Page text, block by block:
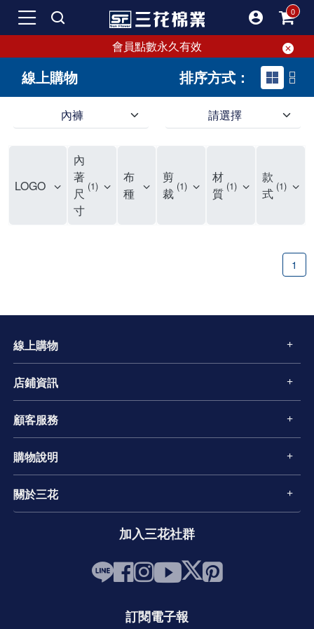
會員點數永久有效
線上購物 排序方式：
內褲 請選擇
LOGO
內
著
尺
寸
1
布
種
剪
裁 1
材
質 1
款
式 1
1
線上購物
店鋪資訊
顧客服務
購物說明
關於三花
加入三花社群
訂閱電子報